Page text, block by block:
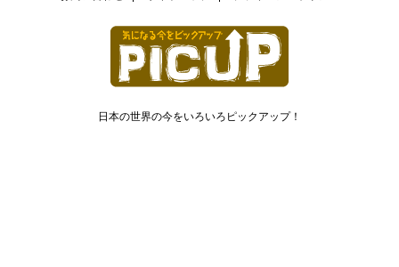
日本の世界の今をいろいろピックアップ！